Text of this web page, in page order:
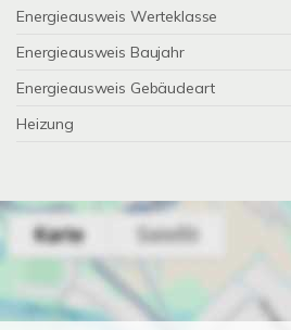
Energieausweis Werteklasse
Energieausweis Baujahr
Energieausweis Gebäudeart
Heizung